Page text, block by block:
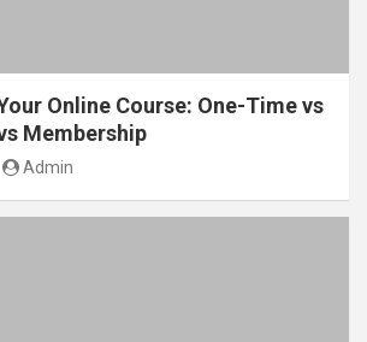
Online Course: One-Time vs
Membership
Admin